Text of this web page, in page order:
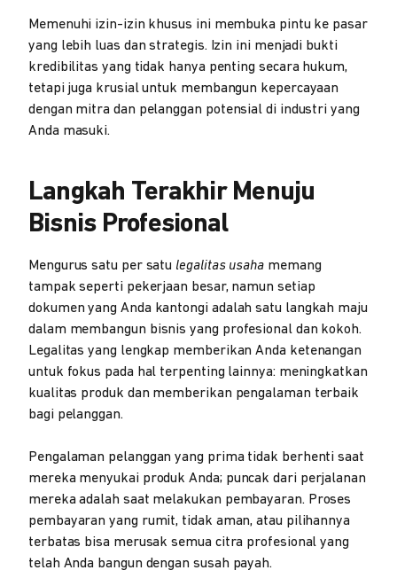
Memenuhi izin-izin khusus ini membuka pintu ke pasar
yang lebih luas dan strategis. Izin ini menjadi bukti
kredibilitas yang tidak hanya penting secara hukum,
tetapi juga krusial untuk membangun kepercayaan
dengan mitra dan pelanggan potensial di industri yang
Anda masuki.
Langkah Terakhir Menuju
Bisnis Profesional
Mengurus satu per satu legalitas usahamemang
tampak seperti pekerjaan besar, namun setiap
dokumen yang Anda kantongi adalah satu langkah maju
dalam membangun bisnis yang profesional dan kokoh.
Legalitas yang lengkap memberikan Anda ketenangan
untuk fokus pada hal terpenting lainnya: meningkatkan
kualitas produk dan memberikan pengalaman terbaik
bagi pelanggan.
Pengalaman pelanggan yang prima tidak berhenti saat
mereka menyukai produk Anda; puncak dari perjalanan
mereka adalah saat melakukan pembayaran. Proses
pembayaran yang rumit, tidak aman, atau pilihannya
terbatas bisa merusak semua citra profesional yang
telah Anda bangun dengan susah payah.